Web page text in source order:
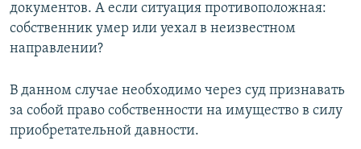
документов. А если ситуация противоположная:
собственник умер или уехал в неизвестном
направлении?
В данном случае необходимо через суд признавать
за собой право собственности на имущество в силу
приобретательной давности.